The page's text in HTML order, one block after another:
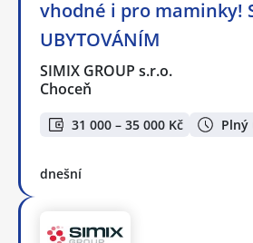
vhodné i pro maminky!
UBYTOVÁNÍM
SIMIX GROUP s.r.o.
Choceň
31 000 – 35 000 Kč Plný
dnešní